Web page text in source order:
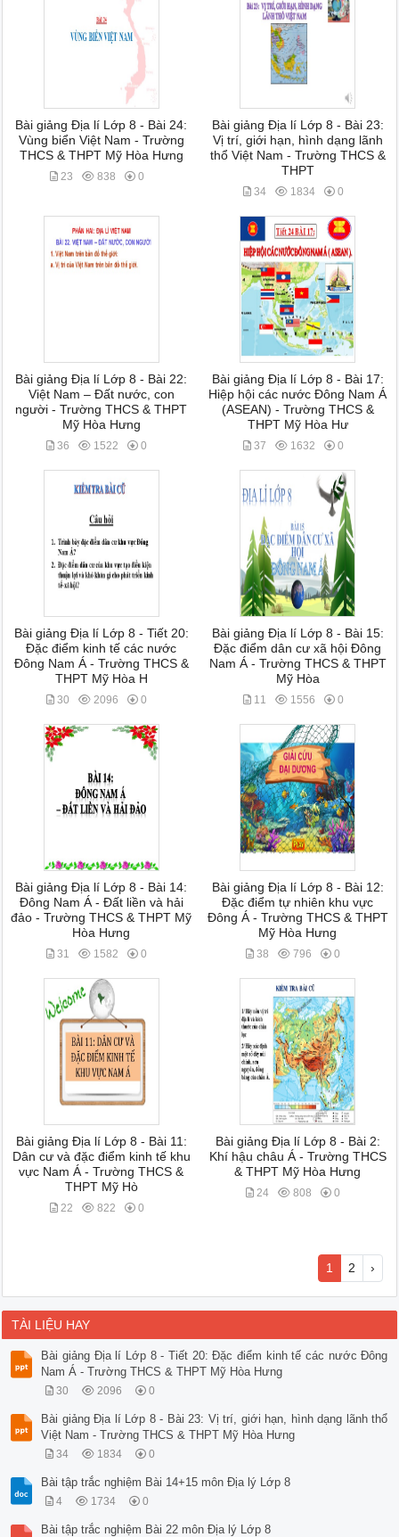
Bài giảng Địa lí Lớp 8 - Bài 24:
Vùng biển Việt Nam - Trường
THCS & THPT Mỹ Hòa Hưng
23 838 0
Bài giảng Địa lí Lớp 8 - Bài 23:
Vị trí, giới hạn, hình dạng lãnh
thổ Việt Nam - Trường THCS &
THPT
34 1834 0
Bài giảng Địa lí Lớp 8 - Bài 22:
Việt Nam – Đất nước, con
người - Trường THCS & THPT
Mỹ Hòa Hưng
36 1522 0
Bài giảng Địa lí Lớp 8 - Bài 17:
Hiệp hội các nước Đông Nam Á
(ASEAN) - Trường THCS &
THPT Mỹ Hòa Hư
37 1632 0
Bài giảng Địa lí Lớp 8 - Tiết 20:
Đặc điểm kinh tế các nước
Đông Nam Á - Trường THCS &
THPT Mỹ Hòa H
30 2096 0
Bài giảng Địa lí Lớp 8 - Bài 15:
Đặc điểm dân cư xã hội Đông
Nam Á - Trường THCS & THPT
Mỹ Hòa
11 1556 0
Bài giảng Địa lí Lớp 8 - Bài 14:
Đông Nam Á - Đất liền và hải
đảo - Trường THCS & THPT Mỹ
Hòa Hưng
31 1582 0
Bài giảng Địa lí Lớp 8 - Bài 12:
Đặc điểm tự nhiên khu vực
Đông Á - Trường THCS & THPT
Mỹ Hòa Hưng
38 796 0
Bài giảng Địa lí Lớp 8 - Bài 11:
Dân cư và đặc điểm kinh tế khu
vực Nam Á - Trường THCS &
THPT Mỹ Hò
22 822 0
Bài giảng Địa lí Lớp 8 - Bài 2:
Khí hậu châu Á - Trường THCS
& THPT Mỹ Hòa Hưng
24 808 0
1 2 ›
TÀI LIỆU HAY
Bài giảng Địa lí Lớp 8 - Tiết 20: Đặc điểm kinh tế các nước Đông
Nam Á - Trường THCS & THPT Mỹ Hòa Hưng
30 2096 0
Bài giảng Địa lí Lớp 8 - Bài 23: Vị trí, giới hạn, hình dạng lãnh thổ
Việt Nam - Trường THCS & THPT Mỹ Hòa Hưng
34 1834 0
Bài tập trắc nghiệm Bài 14+15 môn Địa lý Lớp 8
4 1734 0
Bài tập trắc nghiệm Bài 22 môn Địa lý Lớp 8